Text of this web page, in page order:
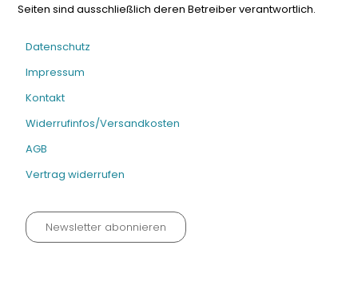
Seiten sind ausschließlich deren Betreiber verantwortlich.
Datenschutz
Impressum
Kontakt
Widerrufinfos/Versandkosten
AGB
Vertrag widerrufen
Newsletter abonnieren